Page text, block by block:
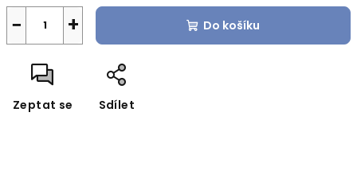
+
− Do košíku
Zeptat se Sdílet